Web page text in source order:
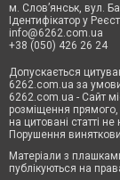
м. Слов’янськ, вул.
Ідентифікатор у
info@6262.com.ua
+38 (050) 426 26 24
Допускається
6262.com.ua за
6262.com.ua - Сайт
розміщення
на цитовані статті
Порушення
Матеріали з
публікуються на